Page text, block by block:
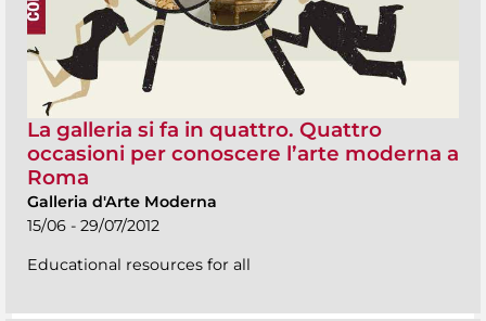
La galleria si fa in quattro. Quattro
occasioni per conoscere l’arte moderna a
Roma
Galleria d'Arte Moderna
15/06 - 29/07/2012
Educational resources for all